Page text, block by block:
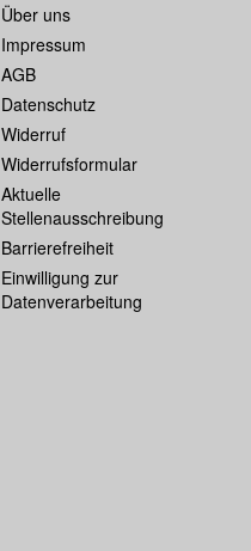
Über uns
Impressum
AGB
Datenschutz
Widerruf
Widerrufsformular
Aktuelle
Stellenausschreibung
Barrierefreiheit
Einwilligung zur
Datenverarbeitung